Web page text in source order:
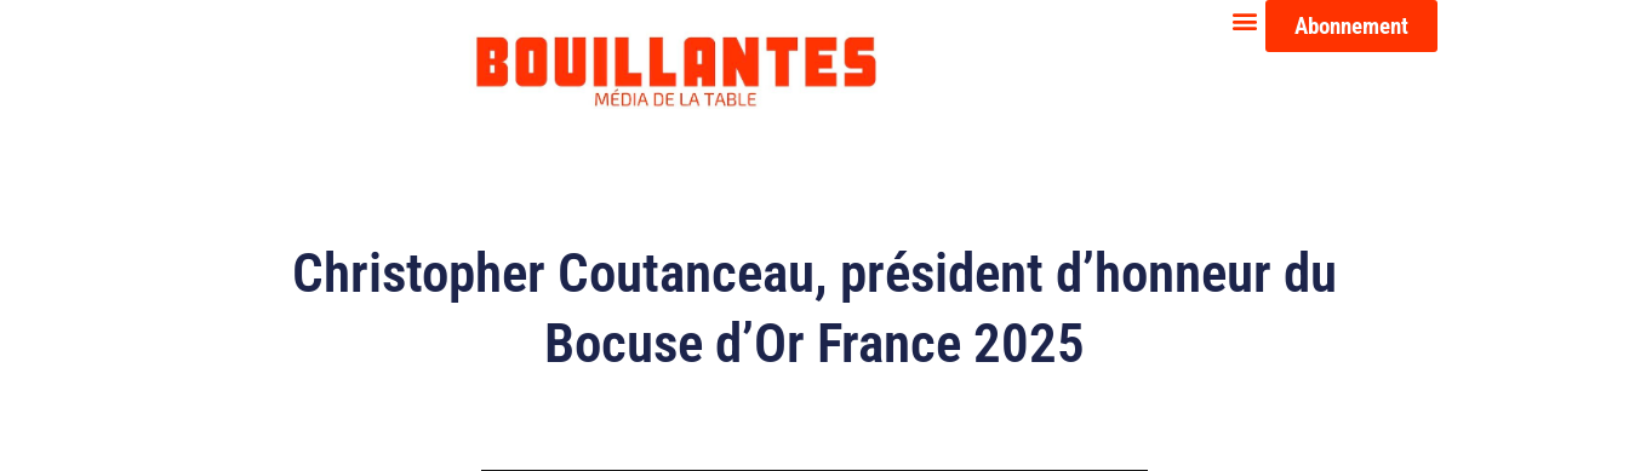
Abonnement
Christopher Coutanceau, président d’honneur du
Bocuse d’Or France 2025